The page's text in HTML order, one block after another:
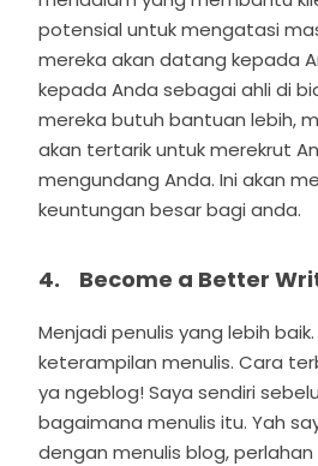
potensial untuk mengatasi
mereka akan datang kepada
kepada Anda sebagai ahli di
mereka butuh bantuan lebih,
akan tertarik untuk merekrut
mengundang Anda. Ini akan
keuntungan besar bagi anda.
4. Become a Better
Menjadi penulis yang lebih
keterampilan menulis. Cara
ya ngeblog! Saya sendiri
bagaimana menulis itu. Yah
dengan menulis blog,